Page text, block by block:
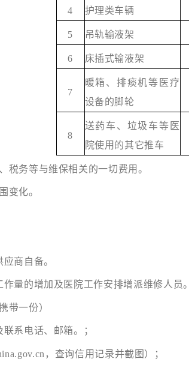
4 护理类车辆
5 吊轨输液架
6 床插式输液架
7
暖箱 、 排痰机等 医疗
设备的脚轮
8
送药车、垃圾车等医
院使用的其它推车
税务等与维保相关的一切费用。
变化。
商自备。
量的增加及医院工作安排增派维修人员。
带一份）
系电话、邮箱。；
，查询信用记录并截图）；